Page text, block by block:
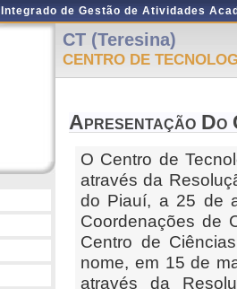
de Gestão de Atividades
CT (Teresina)
CENTRO DE
Apresentação Do
O Centro de
através da
do Piauí, a 25 de
Coordenações de
Centro de
nome, em 15 de
através da